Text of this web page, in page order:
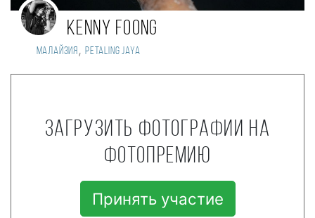
KENNY FOONG
Малайзия , Petaling Jaya
Загрузить фотографии на
фотопремию
Принять участие